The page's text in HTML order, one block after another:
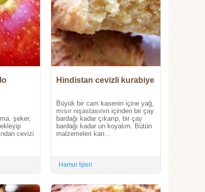
şeker,
cevizi
Hindistan cevizli kurabiye
Büyük bir cam kasenin içine yağ,
mısır nişastasının içinden bir çay
bardağı kadar çıkarıp, bir çay
bardağı kadar un koyalım. Bütün
malzemeleri karı...
Hamur İşleri